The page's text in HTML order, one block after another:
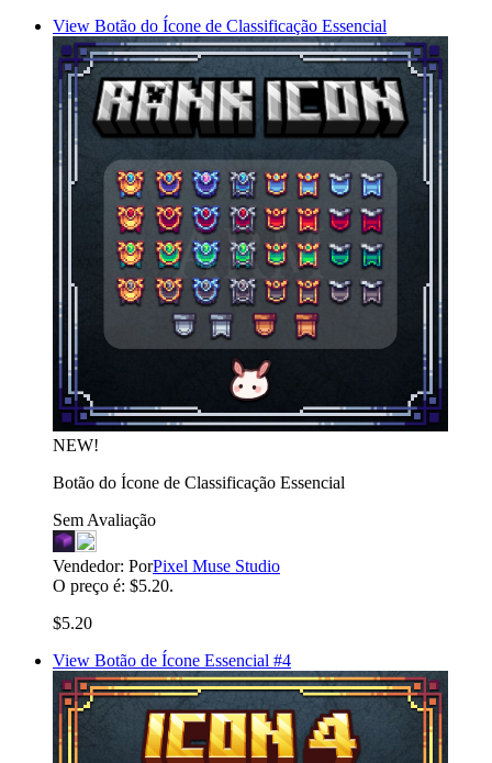
View Botão do Ícone de Classificação Essencial
NEW!
Botão do Ícone de Classificação Essencial
Sem Avaliação
Vendedor: PorPixel Muse Studio
O preço é: $5.20.
$5.20
View Botão de Ícone Essencial #4